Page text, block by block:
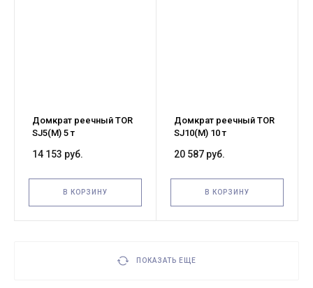
Домкрат реечный TOR
SJ5(M) 5 т
14 153 руб.
В КОРЗИНУ
Домкрат реечный TOR
SJ10(M) 10 т
20 587 руб.
В КОРЗИНУ
ПОКАЗАТЬ ЕЩЕ